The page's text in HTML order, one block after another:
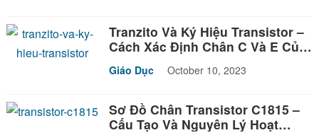
Tranzito Và Ký Hiệu Transistor –
Cách Xác Định Chân C Và E Của
Giáo Dục October 10, 2023
Sơ Đồ Chân Transistor C1815 –
Cấu Tạo Và Nguyên Lý Hoạt